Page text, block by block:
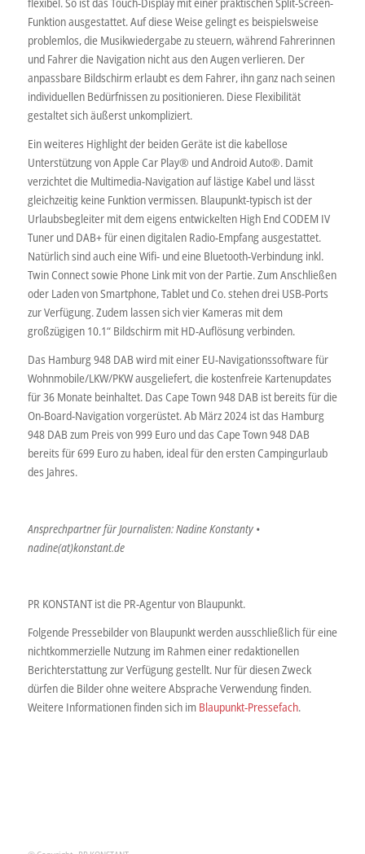
Funktion ausgestattet. Auf diese Weise gelingt es beispielsweise
problemlos, die Musikwiedergabe zu steuern, während Fahrerinnen
und Fahrer die Navigation nicht aus den Augen verlieren. Der
anpassbare Bildschirm erlaubt es dem Fahrer, ihn ganz nach seinen
individuellen Bedürfnissen zu positionieren. Diese Flexibilität
gestaltet sich äußerst unkompliziert.
Ein weiteres Highlight der beiden Geräte ist die kabellose
Unterstützung von Apple Car Play® und Android Auto®. Damit
verzichtet die Multimedia-Navigation auf lästige Kabel und lässt
gleichzeitig keine Funktion vermissen. Blaupunkt-typisch ist der
Urlaubsbegleiter mit dem eigens entwickelten High End CODEM IV
Tuner und DAB+ für einen digitalen Radio-Empfang ausgestattet.
Natürlich sind auch eine Wifi- und eine Bluetooth-Verbindung inkl.
Twin Connect sowie Phone Link mit von der Partie. Zum Anschließen
oder Laden von Smartphone, Tablet und Co. stehen drei USB-Ports
zur Verfügung. Zudem lassen sich vier Kameras mit dem
großzügigen 10.1“ Bildschirm mit HD-Auflösung verbinden.
Das Hamburg 948 DAB wird mit einer EU-Navigationssoftware für
Wohnmobile/LKW/PKW ausgeliefert, die kostenfreie Kartenupdates
für 36 Monate beinhaltet. Das Cape Town 948 DAB ist bereits für die
On-Board-Navigation vorgerüstet. Ab März 2024 ist das Hamburg
948 DAB zum Preis von 999 Euro und das Cape Town 948 DAB
bereits für 699 Euro zu haben, ideal für den ersten Campingurlaub
des Jahres.
Ansprechpartner für Journalisten: Nadine Konstanty •
nadine(at)konstant.de
PR KONSTANT ist die PR-Agentur von Blaupunkt.
Folgende Pressebilder von Blaupunkt werden ausschließlich für eine
nichtkommerzielle Nutzung im Rahmen einer redaktionellen
Berichterstattung zur Verfügung gestellt. Nur für diesen Zweck
dürfen die Bilder ohne weitere Absprache Verwendung finden.
Weitere Informationen finden sich im Blaupunkt-Pressefach.